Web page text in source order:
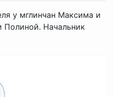
у мглинчан Максима и
Полиной. Начальник